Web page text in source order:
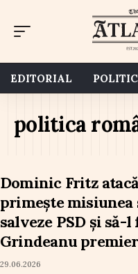
EDITORIAL
politica
Dominic Fritz
primește misiunea
salveze PSD și să-l
Grindeanu premier
29.06.2026